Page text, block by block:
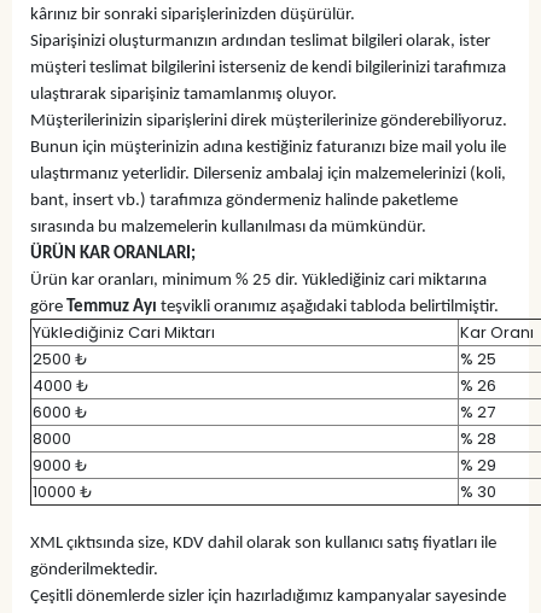
kârınız bir sonraki siparişlerinizden düşürülür.
Siparişinizi oluşturmanızın ardından teslimat bilgileri olarak, ister
müşteri teslimat bilgilerini isterseniz de kendi bilgilerinizi tarafımıza
ulaştırarak siparişiniz tamamlanmış oluyor.
Müşterilerinizin siparişlerini direk müşterilerinize gönderebiliyoruz.
Bunun için müşterinizin adına kestiğiniz faturanızı bize mail yolu ile
ulaştırmanız yeterlidir. Dilerseniz ambalaj için malzemelerinizi (koli,
bant, insert vb.) tarafımıza göndermeniz halinde paketleme
sırasında bu malzemelerin kullanılması da mümkündür.
ÜRÜN KAR ORANLARI;
Ürün kar oranları, minimum % 25 dir. Yüklediğiniz cari miktarına
göre Temmuz Ayı teşvikli oranımız aşağıdaki tabloda belirtilmiştir.
Yüklediğiniz Cari Miktarı
Kar Oranı
2500 ₺
% 25
4000 ₺
% 26
6000 ₺
% 27
8000
% 28
9000 ₺
% 29
10000 ₺
% 30
XML çıktısında size, KDV dahil olarak son kullanıcı satış fiyatları ile
gönderilmektedir.
Çeşitli dönemlerde sizler için hazırladığımız kampanyalar sayesinde